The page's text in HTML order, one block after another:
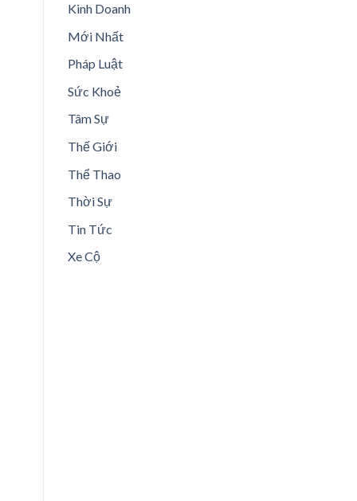
Kinh Doanh
Mới Nhất
Pháp Luật
Sức Khoẻ
Tâm Sự
Thế Giới
Thể Thao
Thời Sự
Tin Tức
Xe Cộ